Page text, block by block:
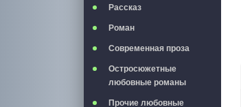
Рассказ
Роман
Современная проза
Остросюжетные
любовные романы
Прочие любовные